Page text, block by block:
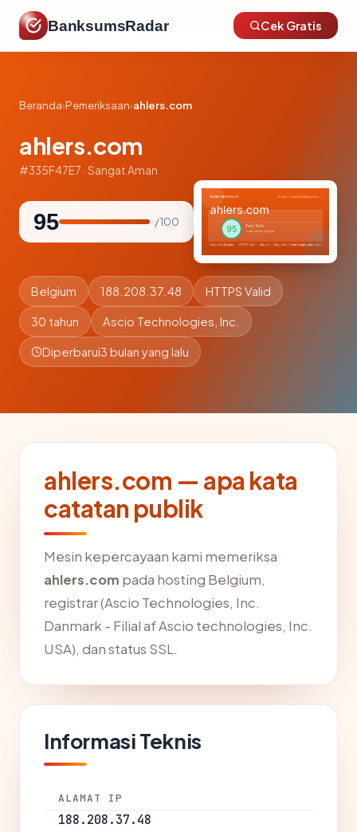
BanksumsRadar Cek Gratis
Beranda›Pemeriksaan›ahlers.com
ahlers.com
#335F47E7 · Sangat Aman
95 / 100
Belgium 188.208.37.48 HTTPS Valid
30 tahun Ascio Technologies, Inc.
Diperbarui3 bulan yang lalu
ahlers.com — apa kata
catatan publik
Mesin kepercayaan kami memeriksa
ahlers.com pada hosting Belgium,
registrar (Ascio Technologies, Inc.
Danmark - Filial af Ascio technologies, Inc.
USA), dan status SSL.
Informasi Teknis
ALAMAT IP
188.208.37.48